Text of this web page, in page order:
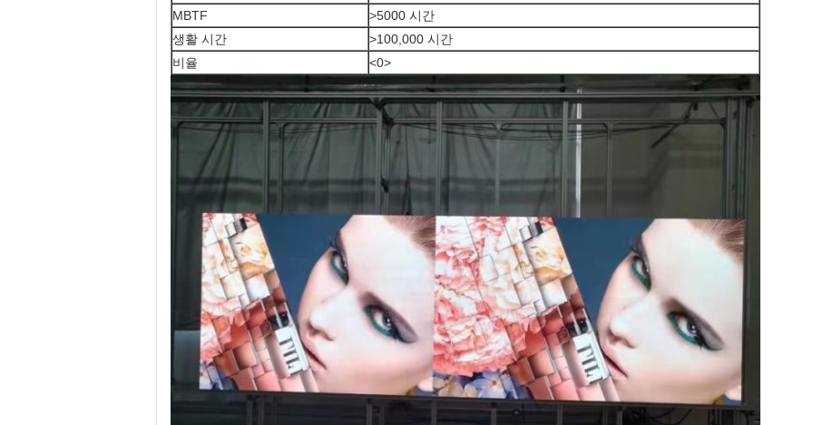
MBTF
>5000 시간
생활 시간
>100,000 시간
비율
<0>